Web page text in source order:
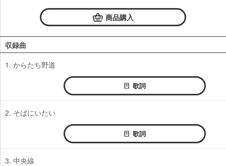
商品購入
収録曲
1. からたち野道
歌詞
2. そばにいたい
歌詞
3. 中央線